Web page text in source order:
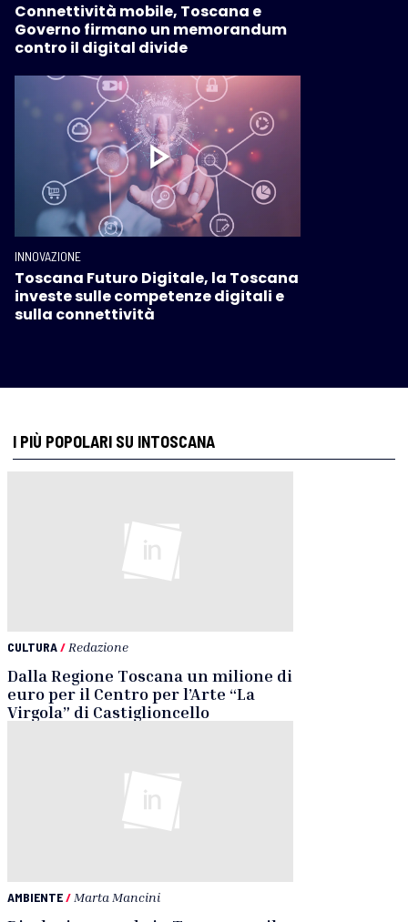
Connettività mobile, Toscana e
Governo firmano un memorandum
contro il digital divide
INNOVAZIONE
Toscana Futuro Digitale, la Toscana
investe sulle competenze digitali e
sulla connettività
I PIÙ POPOLARI SU INTOSCANA
CULTURA/ Redazione
Dalla Regione Toscana un milione di
euro per il Centro per l’Arte “La
Virgola” di Castiglioncello
AMBIENTE/ Marta Mancini